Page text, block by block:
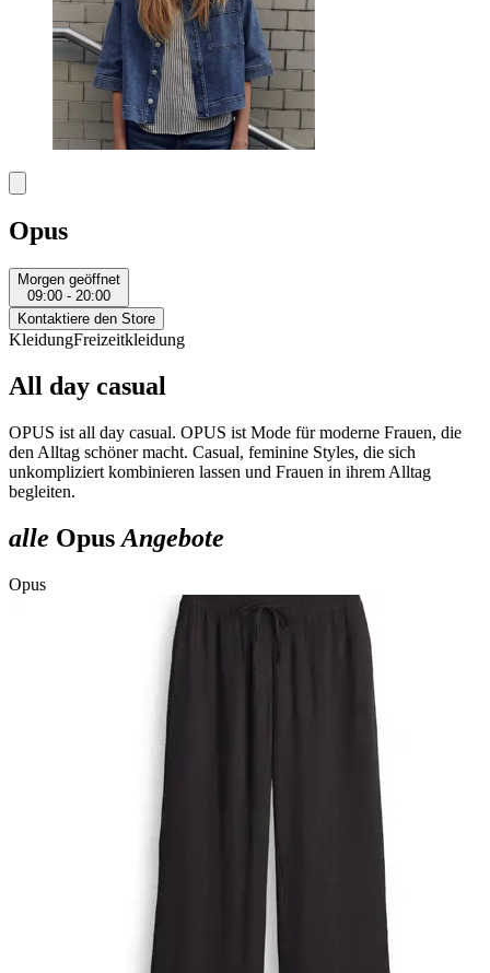
Opus
Morgen geöffnet
09:00 - 20:00
Kontaktiere den Store
KleidungFreizeitkleidung
All day casual
OPUS ist all day casual. OPUS ist Mode für moderne Frauen, die
den Alltag schöner macht. Casual, feminine Styles, die sich
unkompliziert kombinieren lassen und Frauen in ihrem Alltag
begleiten.
alle Opus Angebote
Opus